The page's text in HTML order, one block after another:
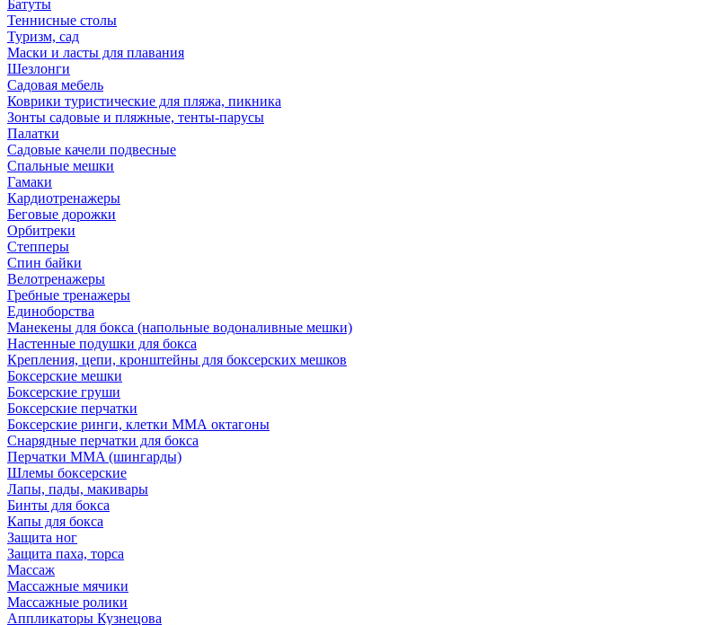
Батуты
Теннисные столы
Туризм, сад
Маски и ласты для плавания
Шезлонги
Садовая мебель
Коврики туристические для пляжа, пикника
Зонты садовые и пляжные, тенты-парусы
Палатки
Садовые качели подвесные
Спальные мешки
Гамаки
Кардиотренажеры
Беговые дорожки
Орбитреки
Степперы
Спин байки
Велотренажеры
Гребные тренажеры
Единоборства
Манекены для бокса (напольные водоналивные мешки)
Настенные подушки для бокса
Крепления, цепи, кронштейны для боксерских мешков
Боксерские мешки
Боксерские груши
Боксерские перчатки
Боксерские ринги, клетки ММА октагоны
Снарядные перчатки для бокса
Перчатки MMA (шингарды)
Шлемы боксерские
Лапы, пады, макивары
Бинты для бокса
Капы для бокса
Защита ног
Защита паха, торса
Массаж
Массажные мячики
Массажные ролики
Аппликаторы Кузнецова